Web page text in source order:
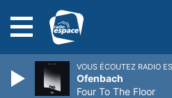
VOUS ÉCOUTEZ RADIO
Ofenbach
Four To The Floor